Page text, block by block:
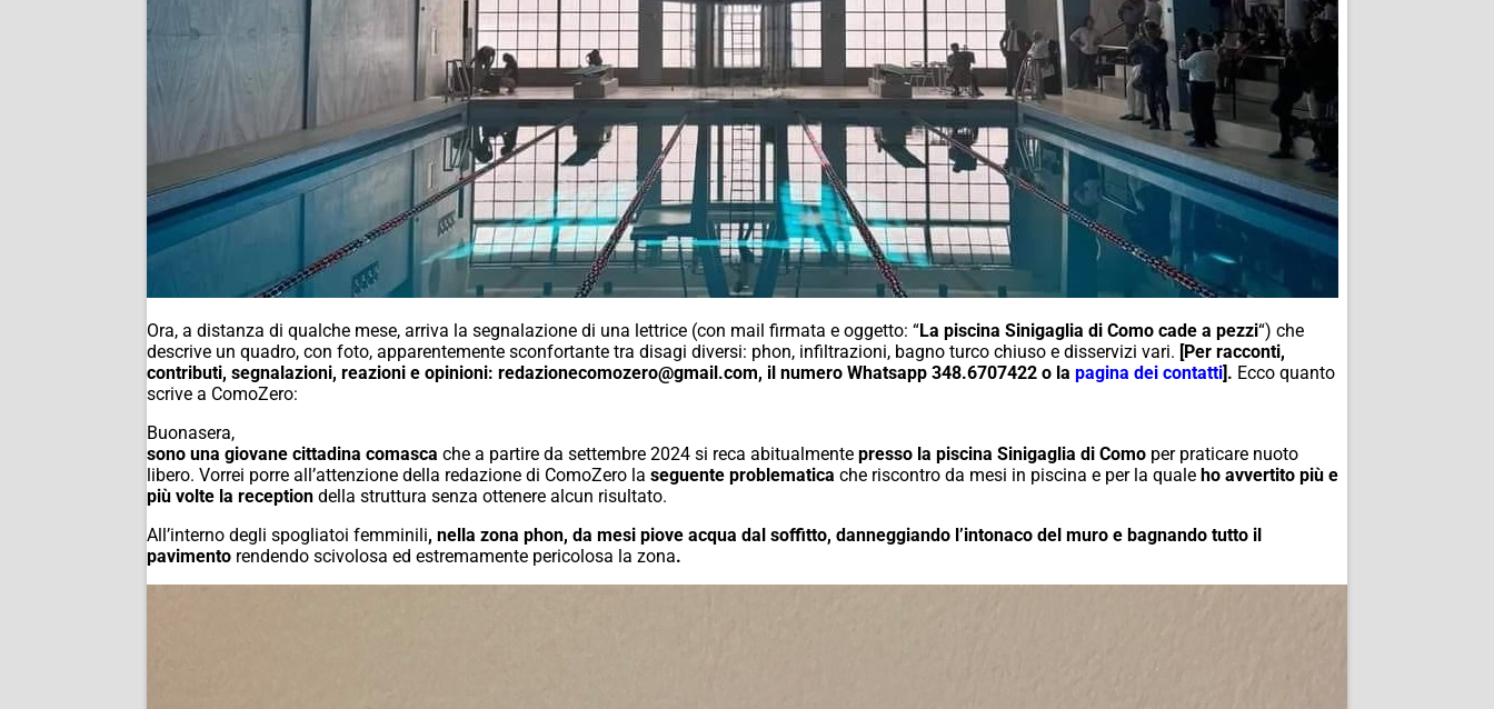
Ora, a distanza di qualche mese, arriva la segnalazione di una lettrice (con mail firmata e oggetto: “La piscina Sinigaglia di Como cade a pezzi“) che
descrive un quadro, con foto, apparentemente sconfortante tra disagi diversi: phon, infiltrazioni, bagno turco chiuso e disservizi vari. [Per racconti,
contributi, segnalazioni, reazioni e opinioni: redazionecomozero@gmail.com, il numero Whatsapp 348.6707422 o la pagina dei contatti]. Ecco quanto
scrive a ComoZero:
Buonasera,
sono una giovane cittadina comasca che a partire da settembre 2024 si reca abitualmente presso la piscina Sinigaglia di Como per praticare nuoto
libero. Vorrei porre all’attenzione della redazione di ComoZero la seguente problematica che riscontro da mesi in piscina e per la quale ho avvertito più e
più volte la reception della struttura senza ottenere alcun risultato.
All’interno degli spogliatoi femminili, nella zona phon, da mesi piove acqua dal soffitto, danneggiando l’intonaco del muro e bagnando tutto il
pavimento rendendo scivolosa ed estremamente pericolosa la zona.